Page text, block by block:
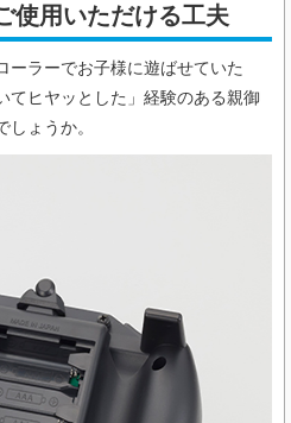
使用いただける工夫
ーラーでお子様に遊ばせていた
てヒヤッとした」経験のある親御
ょうか。